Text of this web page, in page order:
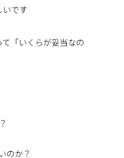
いです
「いくらが妥当なの
のか？